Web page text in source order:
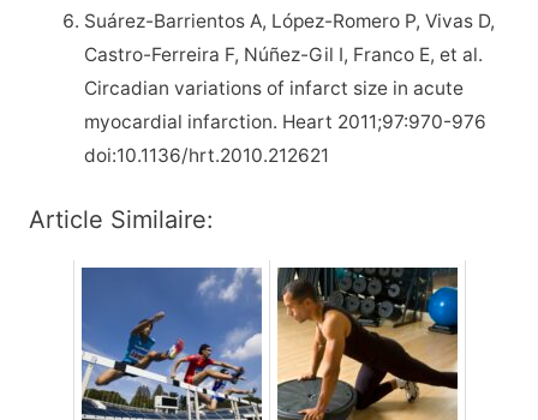
Suárez-Barrientos A, López-Romero P, Vivas D,
Castro-Ferreira F, Núñez-Gil I, Franco E, et al.
Circadian variations of infarct size in acute
myocardial infarction. Heart 2011;97:970-976
doi:10.1136/hrt.2010.212621
Article Similaire: